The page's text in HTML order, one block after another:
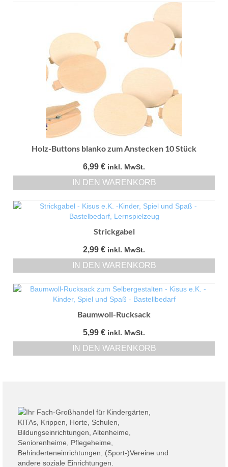
Holz-Buttons blanko zum Anstecken 10 Stück
6,99 € inkl. MwSt.
IN DEN WARENKORB
Strickgabel
2,99 € inkl. MwSt.
IN DEN WARENKORB
Baumwoll-Rucksack
5,99 € inkl. MwSt.
IN DEN WARENKORB